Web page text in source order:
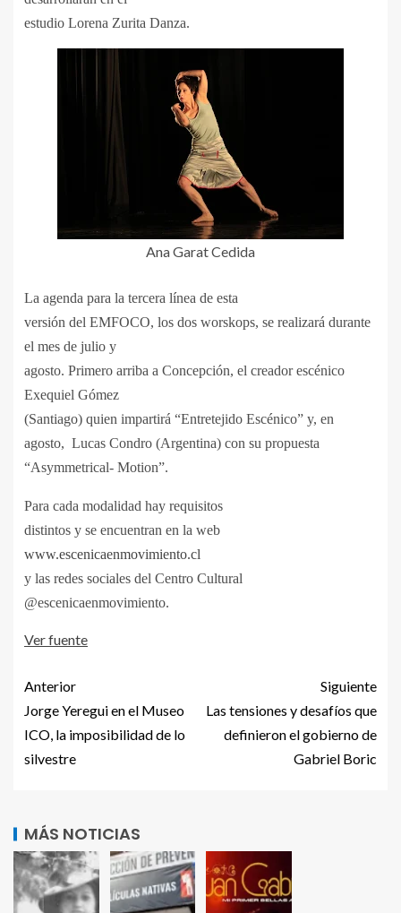
estudio Lorena Zurita Danza.
Ana Garat Cedida
La agenda para la tercera línea de esta
versión del EMFOCO, los dos worskops, se realizará durante
el mes de julio y
agosto. Primero arriba a Concepción, el creador escénico
Exequiel Gómez
(Santiago) quien impartirá “Entretejido Escénico” y, en
agosto, Lucas Condro (Argentina) con su propuesta
“Asymmetrical- Motion”.
Para cada modalidad hay requisitos
distintos y se encuentran en la web
www.escenicaenmovimiento.cl
y las redes sociales del Centro Cultural
@escenicaenmovimiento.
Ver fuente
Anterior
Jorge Yeregui en el Museo
ICO, la imposibilidad de lo
silvestre
Siguiente
Las tensiones y desafíos que
definieron el gobierno de
Gabriel Boric
MÁS NOTICIAS